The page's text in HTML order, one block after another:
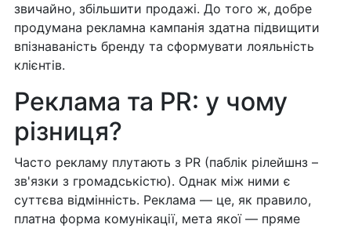
звичайно, збільшити продажі. До того ж, добре
продумана рекламна кампанія здатна підвищити
впізнаваність бренду та сформувати лояльність
клієнтів.
Реклама та PR: у чому
різниця?
Часто рекламу плутають з PR (паблік рілейшнз –
зв'язки з громадськістю). Однак між ними є
суттєва відмінність. Реклама — це, як правило,
платна форма комунікації, мета якої — пряме